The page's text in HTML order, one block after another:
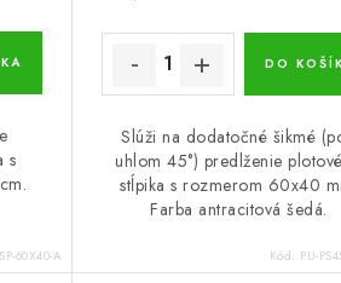
s
60X40-A
DO
Slúži na dodatočné šikmé
uhlom 45°) predlženie
stĺpika s rozmerom 60x40
Farba antracitová šedá.
Kód: PU-